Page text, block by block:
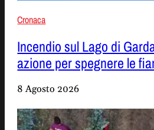
Cronaca
Incendio sul Lago di
azione per spegnere le
8 Agosto 2026